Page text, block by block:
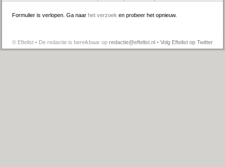
Formulier is verlopen. Ga naar het verzoek en probeer het opnieuw.
© Eftelist • De redactie is bereikbaar op redactie@eftelist.nl • Volg Eftelist op Twitter